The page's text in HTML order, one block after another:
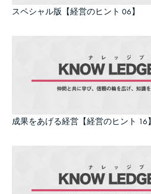
スペシャル版【経営のヒント 06】
成果をあげる経営【経営のヒント 16】